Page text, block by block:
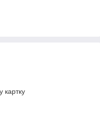
картку